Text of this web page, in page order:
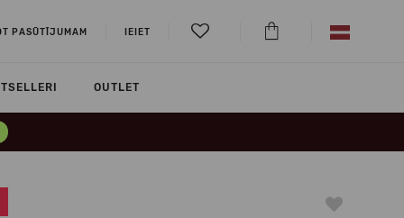
PASŪTĪJUMAM IEIET
OUTLET